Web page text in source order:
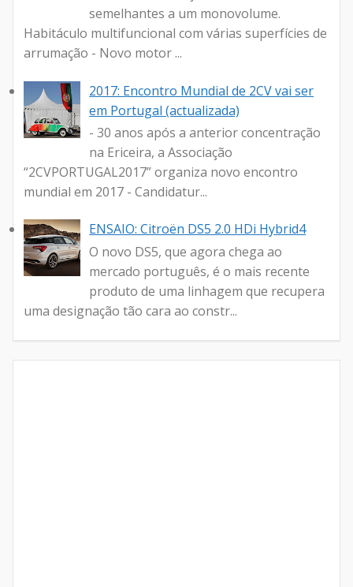
semelhantes a um monovolume.
Habitáculo multifuncional com várias superfícies de
arrumação - Novo motor ...
2017: Encontro Mundial de 2CV vai ser
em Portugal (actualizada)
- 30 anos após a anterior concentração
na Ericeira, a Associação
“2CVPORTUGAL2017” organiza novo encontro
mundial em 2017 - Candidatur...
ENSAIO: Citroën DS5 2.0 HDi Hybrid4
O novo DS5, que agora chega ao
mercado português, é o mais recente
produto de uma linhagem que recupera
uma designação tão cara ao constr...